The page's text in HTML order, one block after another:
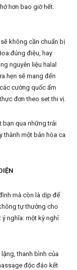
hơn bao giờ hết.
không cần chuẩn bị
đúng điệu, hay
nguyên liệu halal
hẹn sẽ mang đến
cường quốc ẩm
đơn theo set thi vị.
bạn qua những trải
thành một bản hòa ca
mà còn là dịp để
tự thưởng cho
nghĩa: một kỳ nghỉ
thanh bình của
độc đáo kết